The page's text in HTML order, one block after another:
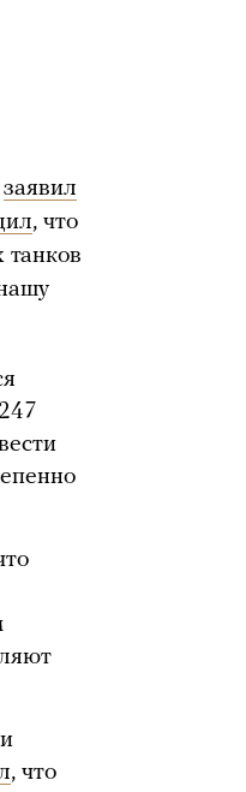
заявил
, что
танков
, что